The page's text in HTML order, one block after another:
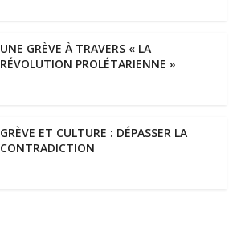
UNE GRÈVE À TRAVERS « LA
RÉVOLUTION PROLÉTARIENNE »
GRÈVE ET CULTURE : DÉPASSER LA
CONTRADICTION